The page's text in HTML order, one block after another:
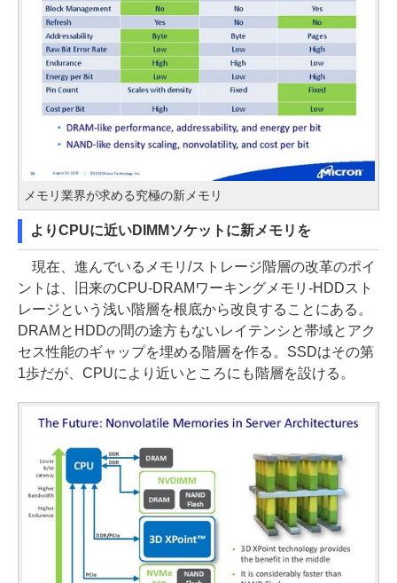
メモリ業界が求める究極の新メモリ
よりCPUに近いDIMMソケットに新メモリを
現在、進んでいるメモリ/ストレージ階層の改革のポイ
ントは、旧来のCPU-DRAMワーキングメモリ-HDDスト
レージという浅い階層を根底から改良することにある。
DRAMとHDDの間の途方もないレイテンシと帯域とアク
セス性能のギャップを埋める階層を作る。SSDはその第
1歩だが、CPUにより近いところにも階層を設ける。